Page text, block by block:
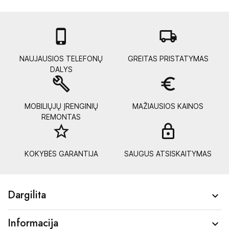

NAUJAUSIOS TELEFONŲ
DALYS
local_shipping
GREITAS PRISTATYMAS
build
MOBILIŲJŲ ĮRENGINIŲ
REMONTAS
euro_symbol
MAŽIAUSIOS KAINOS
star_border
KOKYBĖS GARANTIJA SAUGUS ATSISKAITYMAS
Dargilita 
Informacija 